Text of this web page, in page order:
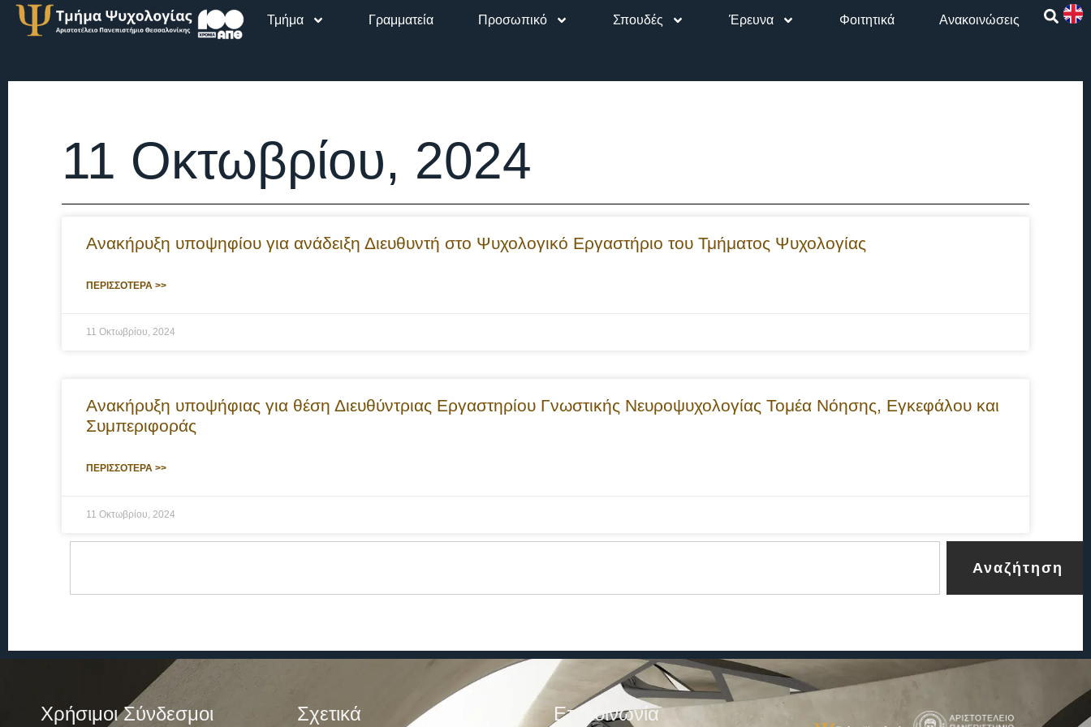
Τμήμα Γραμματεία Προσωπικό Σπουδές Έρευνα Φοιτητικά Aνακοινώσεις
11 Οκτωβρίου, 2024
Ανακήρυξη υποψηφίου για ανάδειξη Διευθυντή στο Ψυχολογικό Εργαστήριο του Τμήματος Ψυχολογίας
ΠΕΡΙΣΣΟΤΕΡΑ >>
11 Οκτωβρίου, 2024
Ανακήρυξη υποψήφιας για θέση Διευθύντριας Εργαστηρίου Γνωστικής Νευροψυχολογίας Τομέα Νόησης, Εγκεφάλου και
Συμπεριφοράς
ΠΕΡΙΣΣΟΤΕΡΑ >>
11 Οκτωβρίου, 2024
Αναζήτηση
Χρήσιμοι Σύνδεσμοι Σχετικά Επικοινωνία